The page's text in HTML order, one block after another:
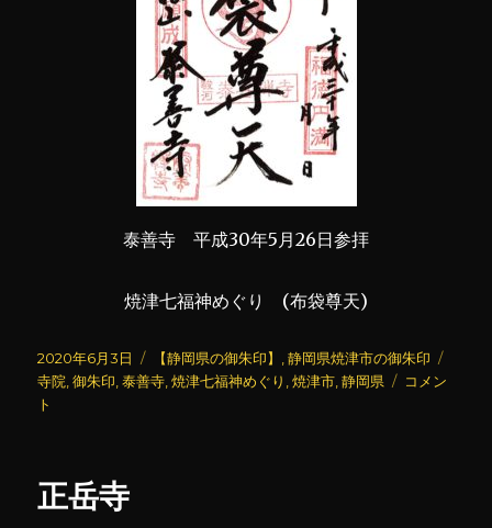
泰善寺 平成30年5月26日参拝
焼津七福神めぐり (布袋尊天)
投
稿
日:
2020年6月3日
カ
テ
【静岡県の御朱印】 ,静岡県焼津市の御朱印
寺院 ,御朱印 ,泰善寺 ,焼津七福神めぐり ,焼津市 ,静岡県
泰
コメン
ト
正岳寺